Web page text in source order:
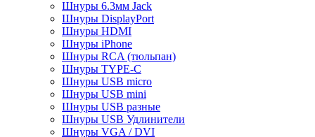
Шнуры 6.3мм Jack
Шнуры DisplayPort
Шнуры HDMI
Шнуры iPhone
Шнуры RCA (тюльпан)
Шнуры TYPE-C
Шнуры USB micro
Шнуры USB mini
Шнуры USB разные
Шнуры USB Удлинители
Шнуры VGA / DVI